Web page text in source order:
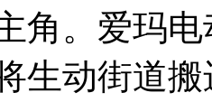
角。爱玛
生动街道搬